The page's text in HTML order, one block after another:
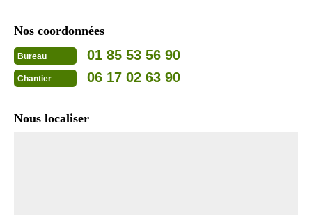
Nos coordonnées
Bureau 01 85 53 56 90
Chantier 06 17 02 63 90
Nous localiser